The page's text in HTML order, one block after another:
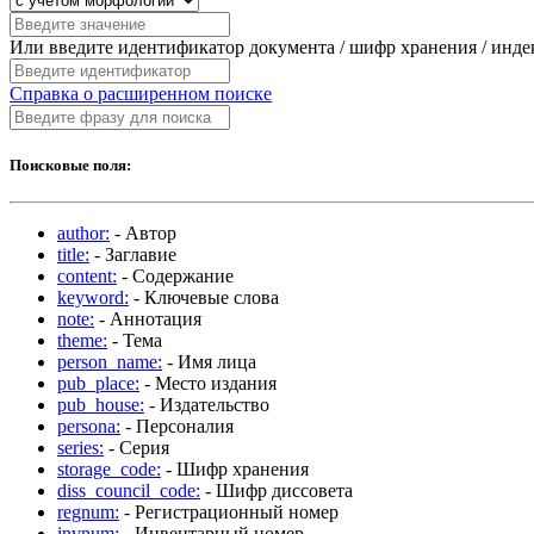
Или введите идентификатор документа / шифр хранения /
Справка о расширенном поиске
Поисковые поля:
author: - Автор
title: - Заглавие
content: - Содержание
keyword: - Ключевые слова
note: - Аннотация
theme: - Тема
person_name: - Имя лица
pub_place: - Место издания
pub_house: - Издательство
persona: - Персоналия
series: - Серия
storage_code: - Шифр хранения
diss_council_code: - Шифр диссовета
regnum: - Регистрационный номер